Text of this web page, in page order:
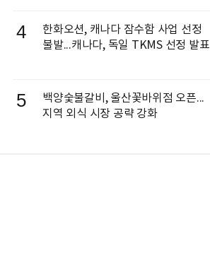
4
한화오션, 캐나다 잠수함 사업 선정
불발...캐나다, 독일 TKMS 선정 발표
5
백양숯불갈비, 울산꽃바위점 오픈...
지역 외식 시장 공략 강화